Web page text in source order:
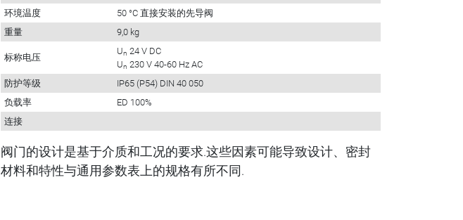
环境温度
50 °C 直接安装的先导阀
重量
9,0 kg
标称电压
Un 24 V DC
Un 230 V 40-60 Hz AC
防护等级
IP65 (P54) DIN 40 050
负载率
ED 100%
连接
阀门的设计是基于介质和工况的要求.这些因素可能导致设计、密封
材料和特性与通用参数表上的规格有所不同.